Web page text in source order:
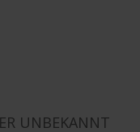
UNBEKANNT